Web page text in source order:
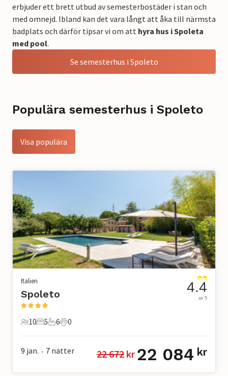
erbjuder ett brett utbud av semesterbostäder i stan och
med omnejd. Ibland kan det vara långt att åka till närmsta
badplats och därför tipsar vi om att hyra hus i Spoleta
med pool.
Se semesterhus i Spoleto
Populära semesterhus i Spoleto
Visa populära
Italien
Spoleto
10 Gäster
10
5 Sovrum
5
6 Badrum
6
0 Husdjur
0
4.4
av 5
9 jan. • 7 nätter 22 672 kr 22 084 kr